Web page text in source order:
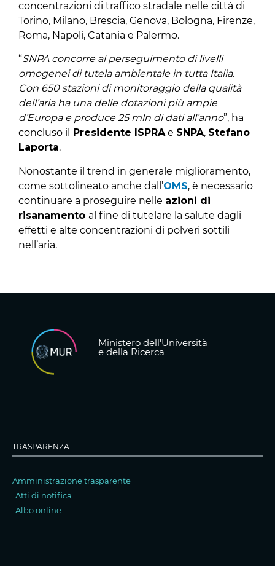
concentrazioni di traffico stradale nelle città di
Torino, Milano, Brescia, Genova, Bologna, Firenze,
Roma, Napoli, Catania e Palermo.
“SNPA concorre al perseguimento di livelli
omogenei di tutela ambientale in tutta Italia.
Con 650 stazioni di monitoraggio della qualità
dell’aria ha una delle dotazioni più ampie
d’Europa e produce 25 mln di dati all’anno”, ha
concluso il
Presidente ISPRAe SNPA, Stefano
Laporta.
Nonostante il trend in generale miglioramento,
come sottolineato anche dall’OMS, è necessario
continuare a proseguire nelle azioni di
risanamento al fine di tutelare la salute dagli
effetti e alte concentrazioni di polveri sottili
nell’aria.
Ministero dell'Università
e della Ricerca
TRASPARENZA
Amministrazione trasparente
Atti di notifica
Albo online